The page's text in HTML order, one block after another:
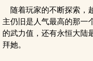
随着玩家的不断探索，
主仍旧是人气最高的那一
的武力值，还有永恒大陆
拜她。